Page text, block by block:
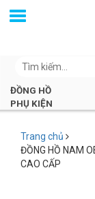
ĐỒNG HỒ
PHỤ KIỆN
Trang chủ
ĐỒNG HỒ NAM
CAO CẤP